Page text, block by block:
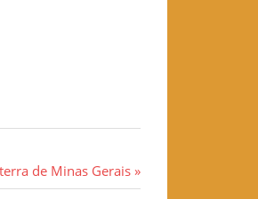
de Minas Gerais